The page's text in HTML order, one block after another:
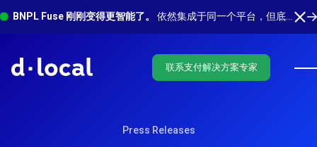
BNPL Fuse 刚刚变得更智能了。 依然集成于同一个平台，但底层有更多功能在运行。 了解最新功能
联系支付解决方案专家
Press Releases